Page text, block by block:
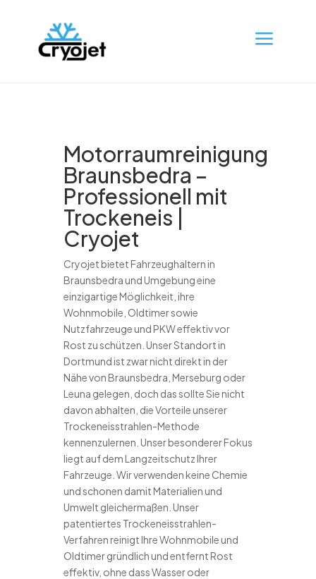
a
Motorraumreinigung
Braunsbedra –
Professionell mit
Trockeneis |
Cryojet
Cryojet bietet Fahrzeughaltern in
Braunsbedra und Umgebung eine
einzigartige Möglichkeit, ihre
Wohnmobile, Oldtimer sowie
Nutzfahrzeuge und PKW effektiv vor
Rost zu schützen. Unser Standort in
Dortmund ist zwar nicht direkt in der
Nähe von Braunsbedra, Merseburg oder
Leuna gelegen, doch das sollte Sie nicht
davon abhalten, die Vorteile unserer
Trockeneisstrahlen-Methode
kennenzulernen. Unser besonderer Fokus
liegt auf dem Langzeitschutz Ihrer
Fahrzeuge. Wir verwenden keine Chemie
und schonen damit Materialien und
Umwelt gleichermaßen. Unser
patentiertes Trockeneisstrahlen-
Verfahren reinigt Ihre Wohnmobile und
Oldtimer gründlich und entfernt Rost
effektiv, ohne dass Wasser oder